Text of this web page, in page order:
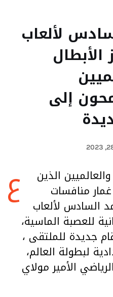
لألعاب
أبرز الأبطال
إلى
ع والعالميين الذين
منافسات
محمد السادس لألعاب
للعصبة الماسية،
جديدة للملتقى ،
لبطولة العالم،
الأمير مولاي